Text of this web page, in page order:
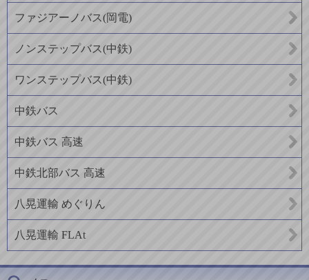
ファジアーノバス(岡電)
ノンステップバス(中鉄)
ワンステップバス(中鉄)
中鉄バス
中鉄バス 高速
中鉄北部バス 高速
八晃運輸 めぐりん
八晃運輸 FLAt